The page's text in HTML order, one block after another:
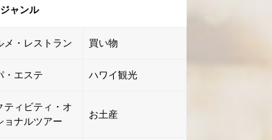
ジャンル
メ・レストラン 買い物
・エステ ハワイ観光
ティビティ・オ
ョナルツアー
お土産